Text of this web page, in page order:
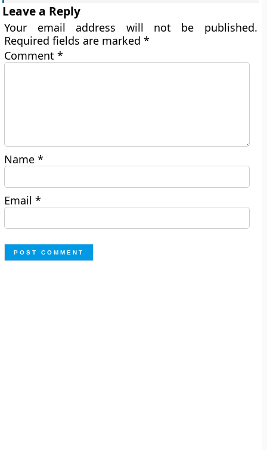
Leave a Reply
Your email address will not be published.
Required fields are marked*
Comment*
Name*
Email*